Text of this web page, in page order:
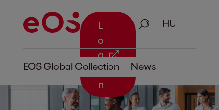
L
o
g
i
n
Keresés
EOS Global Collection News